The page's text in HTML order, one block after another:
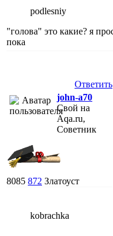
podlesniy
"голова" это какие? я
пока
Ответить
john-a70
Свой на
Aqa.ru,
Советник
8085 872 Златоуст
kobrachka